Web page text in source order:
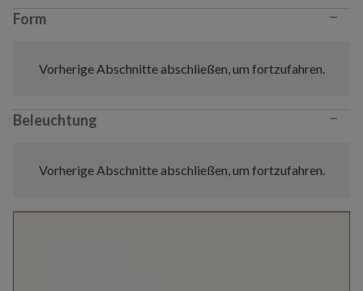
Form −
Vorherige Abschnitte abschließen, um fortzufahren.
Beleuchtung −
Vorherige Abschnitte abschließen, um fortzufahren.